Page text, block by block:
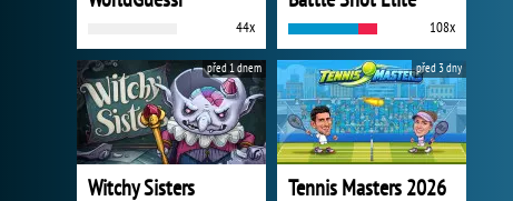
44x 108x
Witchy Sisters
před 1 dnem
Tennis Masters 2026
před 3 dny